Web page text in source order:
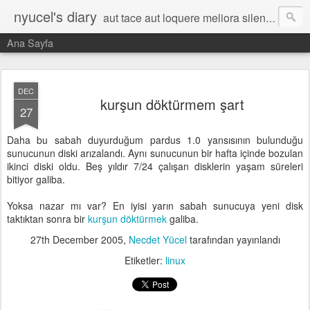
nyucel's diary aut tace aut loquere meliora silentio
Ana Sayfa
DEC
27 kurşun döktürmem şart
Daha bu sabah duyurduğum pardus 1.0 yansısının bulunduğu
sunucunun diski arızalandı. Aynı sunucunun bir hafta içinde bozulan
ikinci diski oldu. Beş yıldır 7/24 çalışan disklerin yaşam süreleri
bitiyor galiba.
Yoksa nazar mı var? En iyisi yarın sabah sunucuya yeni disk
taktıktan sonra bir kurşun döktürmek galiba.
27th December 2005, Necdet Yüceltarafından yayınlandı
Etiketler: linux